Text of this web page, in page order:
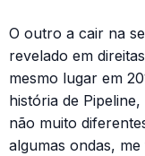
O outro a cair na
revelado em
mesmo lugar em
história de
não muito
algumas ondas,